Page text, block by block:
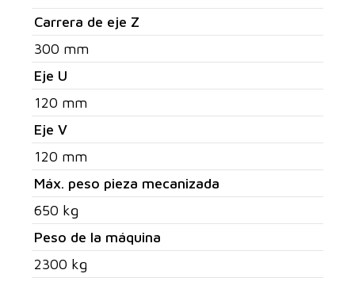
Carrera de eje Z
300 mm
Eje U
120 mm
Eje V
120 mm
Máx. peso pieza mecanizada
650 kg
Peso de la máquina
2300 kg